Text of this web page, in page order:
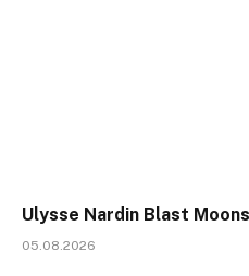
Ulysse Nardin Blast
05.08.2026